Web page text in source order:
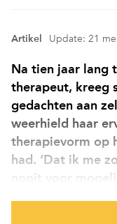
Artikel Update: 21
Na tien jaar lang
therapeut, kreeg
gedachten aan
weerhield haar
therapievorm op
had. ‘Dat ik me
nooit voor